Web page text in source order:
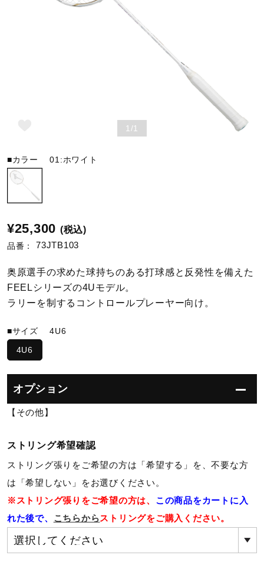
バドミントン
陸上競技
柔道
ウィンタースポーツ
ワーキング
ウォーキングシューズ
1/1
■カラー01:ホワイト
¥25,300 (税込)
品番： 73JTB103
奥原選手の求めた球持ちのある打球感と反発性を備えた
FEELシリーズの4Uモデル。
ラリーを制するコントロールプレーヤー向け。
■サイズ4U6
4U6
オプション
【その他】
ストリング希望確認
ストリング張りをご希望の方は「希望する」を、不要な方
は「希望しない」をお選びください。
※ストリング張りをご希望の方は、 この商品をカートに入
れた後で、 こちらからストリングをご購入ください。